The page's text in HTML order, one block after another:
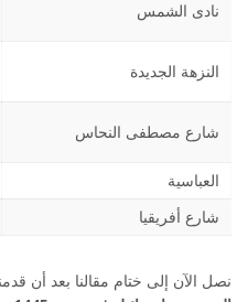
نادى الشمس
النزهة الجديدة
شارع مصطفى النحاس
العباسية
شارع أفريقيا
نصل الآن إلى ختام مقالنا بعد أن